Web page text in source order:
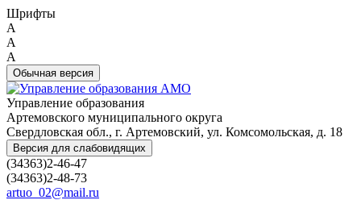
Шрифты
A
A
A
Обычная версия
Управление образования
Артемовского муниципального округа
Свердловская обл., г. Артемовский, ул. Комсомольская, д. 18
Версия для слабовидящих
(34363)2-46-47
(34363)2-48-73
artuo_02@mail.ru